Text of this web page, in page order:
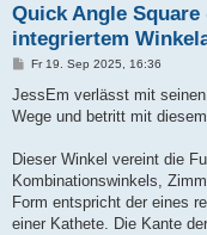
Quick Angle
integriertem
B
i
r
Fr 19. Sep 2025, 16:36
JessEm verlässt mit
Wege und betritt mit
Dieser Winkel vereint die
Kombinationswinkels,
Form entspricht der eines
einer Kathete. Die Kante